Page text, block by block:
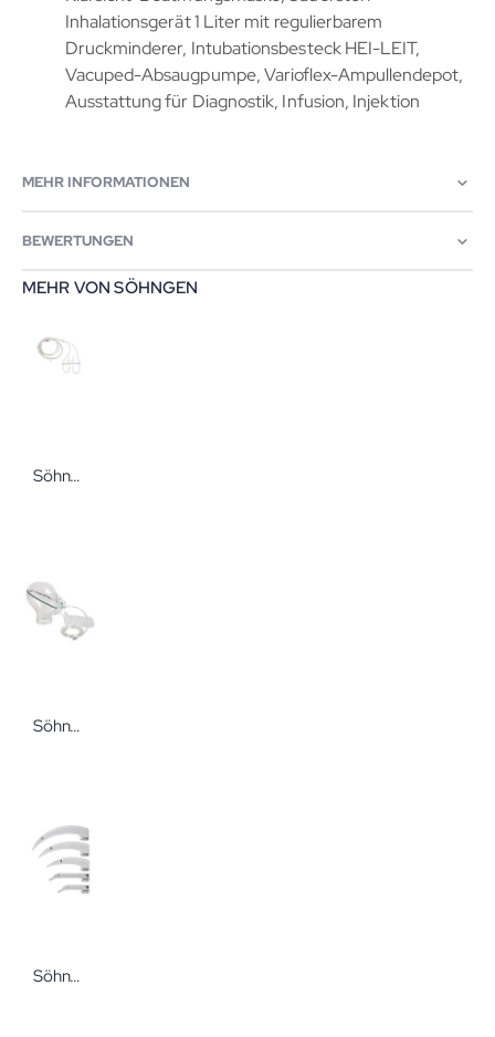
Inhalationsgerät 1 Liter mit regulierbarem
Druckminderer, Intubationsbesteck HEI-LEIT,
Vacuped-Absaugpumpe, Varioflex-Ampullendepot,
Ausstattung für Diagnostik, Infusion, Injektion
MEHR INFORMATIONEN
BEWERTUNGEN
MEHR VON SÖHNGEN
Söhngen Sauerstoff-Brille Sauerstoffbrille
Söhngen Sauerstoff-Atemmaske O2 Atemmaske
Söhngen Einmal-Leuchtspatel Einmal-Laryngoskopleuchtspatel